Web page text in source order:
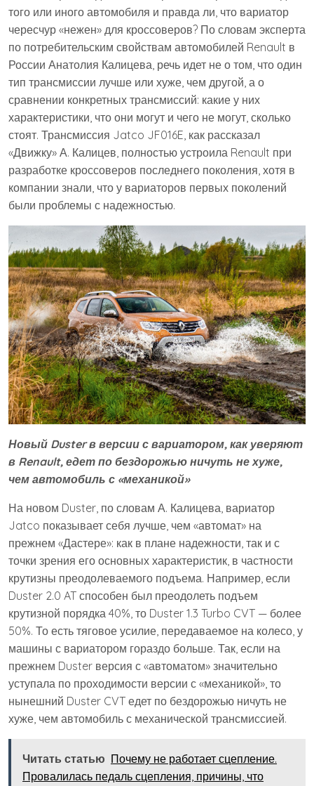
того или иного автомобиля и правда ли, что вариатор
чересчур «нежен» для кроссоверов? По словам эксперта
по потребительским свойствам автомобилей Renault в
России Анатолия Калицева, речь идет не о том, что один
тип трансмиссии лучше или хуже, чем другой, а о
сравнении конкретных трансмиссий: какие у них
характеристики, что они могут и чего не могут, сколько
стоят. Трансмиссия Jatco JF016E, как рассказал
«Движку» А. Калицев, полностью устроила Renault при
разработке кроссоверов последнего поколения, хотя в
компании знали, что у вариаторов первых поколений
были проблемы с надежностью.
Новый Duster в версии с вариатором, как уверяют
в Renault, едет по бездорожью ничуть не хуже,
чем автомобиль с «механикой»
На новом Duster, по словам А. Калицева, вариатор
Jatco показывает себя лучше, чем «автомат» на
прежнем «Дастере»: как в плане надежности, так и с
точки зрения его основных характеристик, в частности
крутизны преодолеваемого подъема. Например, если
Duster 2.0 AT способен был преодолеть подъем
крутизной порядка 40%, то Duster 1.3 Turbo CVT — более
50%. То есть тяговое усилие, передаваемое на колесо, у
машины с вариатором гораздо больше. Так, если на
прежнем Duster версия с «автоматом» значительно
уступала по проходимости версии с «механикой», то
нынешний Duster CVT едет по бездорожью ничуть не
хуже, чем автомобиль с механической трансмиссией.
Читать статью Почему не работает сцепление.
Провалилась педаль сцепления, причины, что